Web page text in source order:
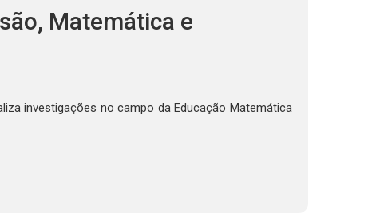
Matemática e
investigações no campo da Educação Matemática